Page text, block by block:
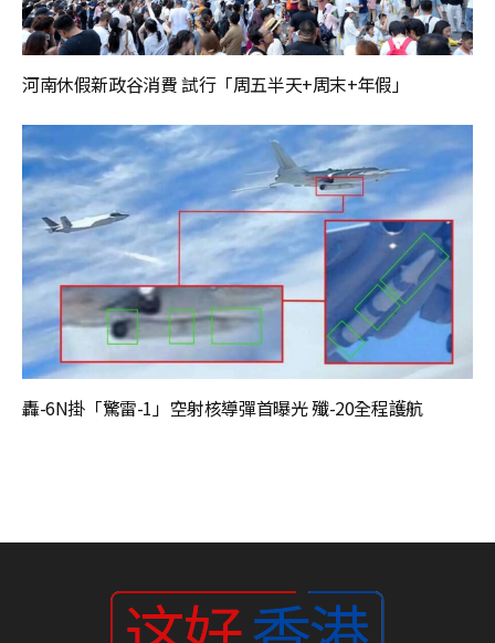
河南休假新政谷消費 試行「周五半天+周末+年假」
轟-6N掛「驚雷-1」空射核導彈首曝光 殲-20全程護航